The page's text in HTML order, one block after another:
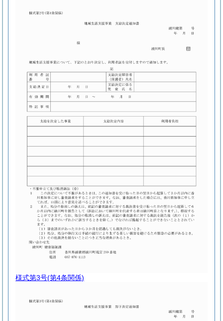
様式第3号(第4条関係)